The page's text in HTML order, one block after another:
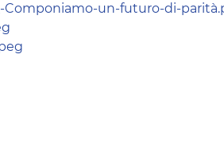
Componiamo-un-futuro-di-